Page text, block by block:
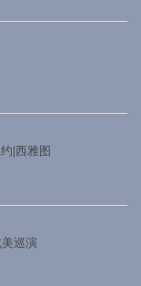
|西雅图
美巡演